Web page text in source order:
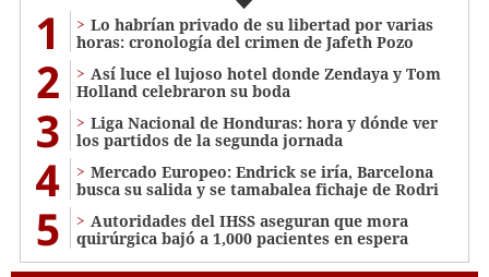
1
Lo habrían privado de su libertad por varias
horas: cronología del crimen de Jafeth Pozo
2
Así luce el lujoso hotel donde Zendaya y Tom
Holland celebraron su boda
3
Liga Nacional de Honduras: hora y dónde ver
los partidos de la segunda jornada
4
Mercado Europeo: Endrick se iría, Barcelona
busca su salida y se tamabalea fichaje de Rodri
5
Autoridades del IHSS aseguran que mora
quirúrgica bajó a 1,000 pacientes en espera